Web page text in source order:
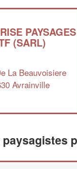
PAYSAGES
(SARL)
La Beauvoisiere
Avrainville
paysagistes